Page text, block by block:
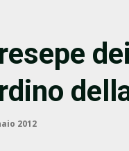
2012